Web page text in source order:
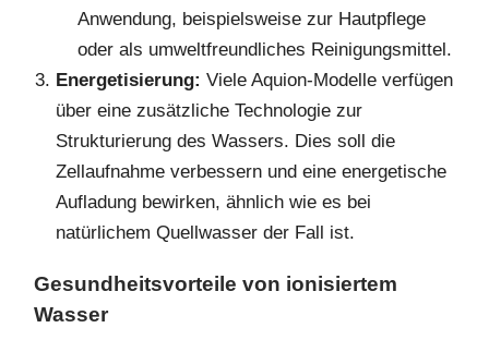
Anwendung, beispielsweise zur Hautpflege
oder als umweltfreundliches Reinigungsmittel.
Energetisierung: Viele Aquion-Modelle verfügen
über eine zusätzliche Technologie zur
Strukturierung des Wassers. Dies soll die
Zellaufnahme verbessern und eine energetische
Aufladung bewirken, ähnlich wie es bei
natürlichem Quellwasser der Fall ist.
Gesundheitsvorteile von ionisiertem
Wasser